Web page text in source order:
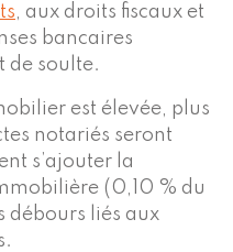
, aux droits fiscaux et
bancaires
de soulte.
est élevée, plus
notariés seront
s’ajouter la
(0,10 % du
débours liés aux